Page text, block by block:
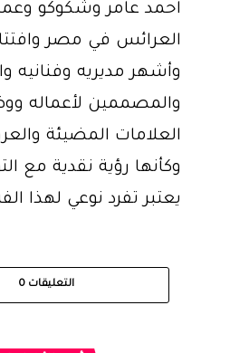
احمد عامر وشكوكو
وأشهر مديريه وفنانيه
والمصممين لأعماله
العلامات المضيئة
وكأنها رؤية نقدية مع
يعتبر تفرد نوعي لهذا
التعليقات 0